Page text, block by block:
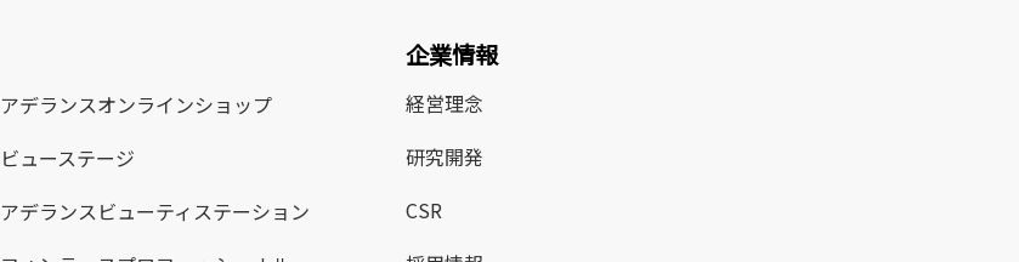
アデランスオンラインショップ
ビューステージ
アデランスビューティステーション
企業情報
経営理念
研究開発
CSR